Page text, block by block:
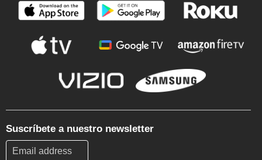
Suscríbete a nuestro newsletter